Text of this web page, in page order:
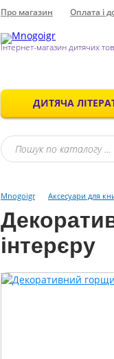
Про магазин Оплата і
Інтернет-магазин дитячих
ДИТЯЧА
Mnogoigr Аксесуари для
інтерєру